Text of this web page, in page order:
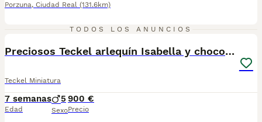
Porzuna, Ciudad Real (131.6km)
TODOS LOS ANUNCIOS
Preciosos Teckel arlequín Isabella y chocolate
Teckel Miniatura
7 semanas
Edad
5
Sexo
900 €
Precio